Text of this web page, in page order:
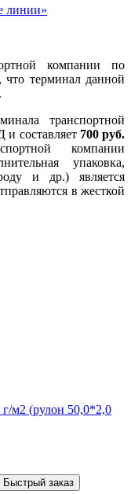
линии»
компании по
терминал данной
транспортной
составляет 700 руб.
компании
упаковка,
и др.) является
в жесткой
г/м2 (рулон 50,0*2,0
Быстрый заказ